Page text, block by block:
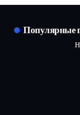
Популярные